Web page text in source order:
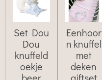
Set Dou
Dou
knuffeld
oekje
Eenhoor
n knuffel
met
deken